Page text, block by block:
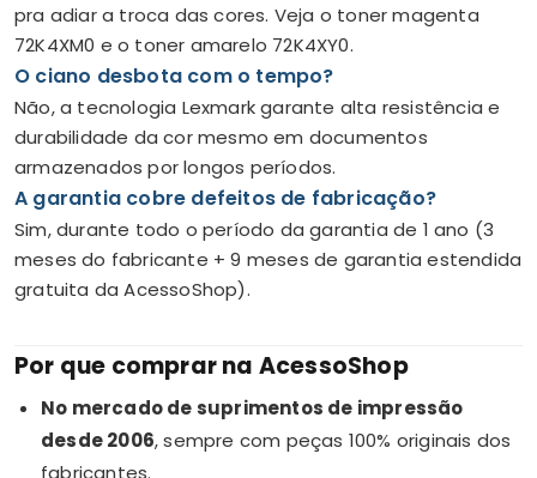
pra adiar a troca das cores. Veja o toner magenta
72K4XM0 e o toner amarelo 72K4XY0.
O ciano desbota com o tempo?
Não, a tecnologia Lexmark garante alta resistência e
durabilidade da cor mesmo em documentos
armazenados por longos períodos.
A garantia cobre defeitos de fabricação?
Sim, durante todo o período da garantia de 1 ano (3
meses do fabricante + 9 meses de garantia estendida
gratuita da AcessoShop).
Por que comprar na AcessoShop
No mercado de suprimentos de impressão
desde 2006, sempre com peças 100% originais dos
fabricantes.